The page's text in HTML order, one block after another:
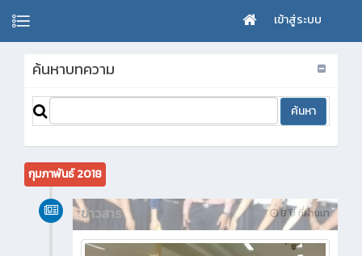
เข้าสู่ระบบ
ค้นหาบทความ
กุมภาพันธ์ 2018
8 ปี ที่ผ่านมา
ข่าวสาร